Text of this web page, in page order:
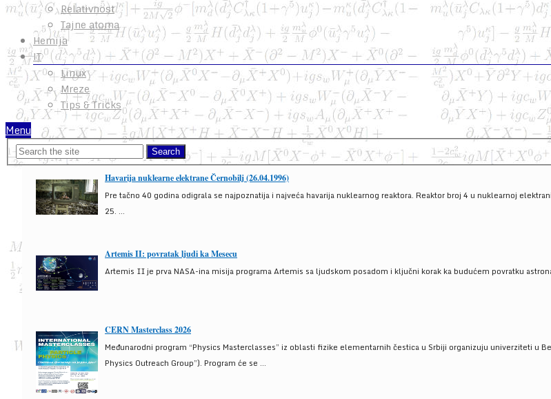
Relativnost
Tajne atoma
Hemija
IT
Linux
Mreze
Tips & Tricks
Menu
Havarija nuklearne elektrane Černobilj (26.04.1996)
Pre tačno 40 godina odigrala se najpoznatija i najveća havarija nuklearnog reaktora. Reaktor broj 4 u nuklearnoj
25. ...
Artemis II: povratak ljudi ka Mesecu
Artemis II je prva NASA-ina misija programa Artemis sa ljudskom posadom i ključni korak ka budućem povratku
CERN Masterclass 2026
Međunarodni program “Physics Masterclasses” iz oblasti fizike elementarnih čestica u Srbiji organizuju univerziteti u
Physics Outreach Group”). Program će se ...